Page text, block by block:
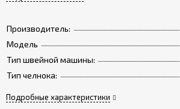
Производитель:
Модель
Тип швейной машины:
Тип челнока:
Подробные характеристики